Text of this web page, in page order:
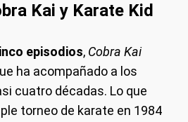
Kai y Karate Kid
episodios, Cobra Kai
ha acompañado a los
cuatro décadas. Lo que
torneo de karate en 1984